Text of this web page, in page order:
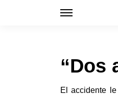
“Dos
El accidente